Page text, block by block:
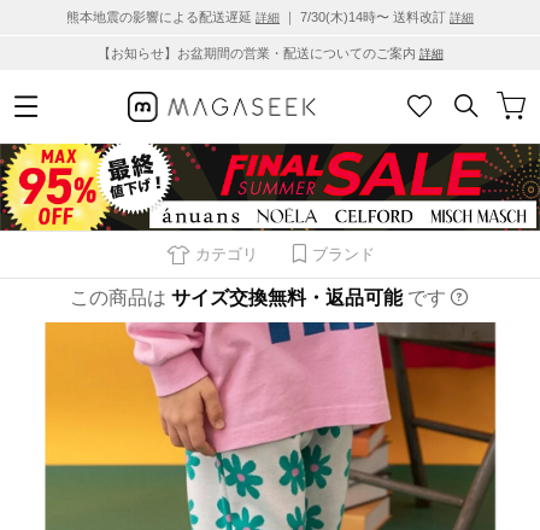
熊本地震の影響による配送遅延 詳細 ｜ 7/30(木)14時〜 送料改訂 詳細
【お知らせ】お盆期間の営業・配送についてのご案内 詳細
カテゴリ ブランド
この商品は サイズ交換無料・返品可能 です